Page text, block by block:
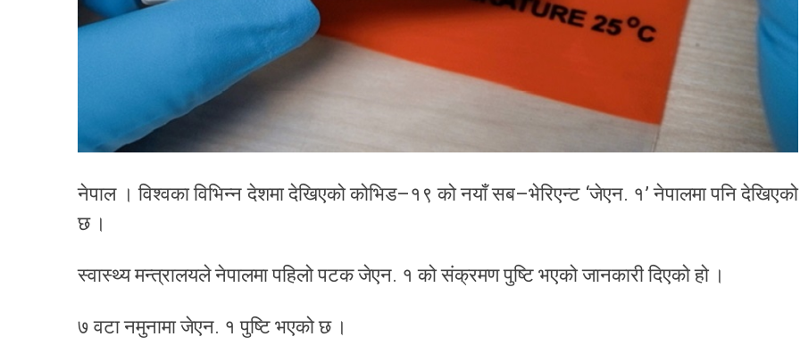
नेपाल । विश्वका विभिन्न देशमा देखिएको कोभिड–१९ को नयाँ सब–भेरिएन्ट ‘जेएन. १’ नेपालमा पनि देखिएको
छ ।
स्वास्थ्य मन्त्रालयले नेपालमा पहिलो पटक जेएन. १ को संक्रमण पुष्टि भएको जानकारी दिएको हो ।
७ वटा नमुनामा जेएन. १ पुष्टि भएको छ ।